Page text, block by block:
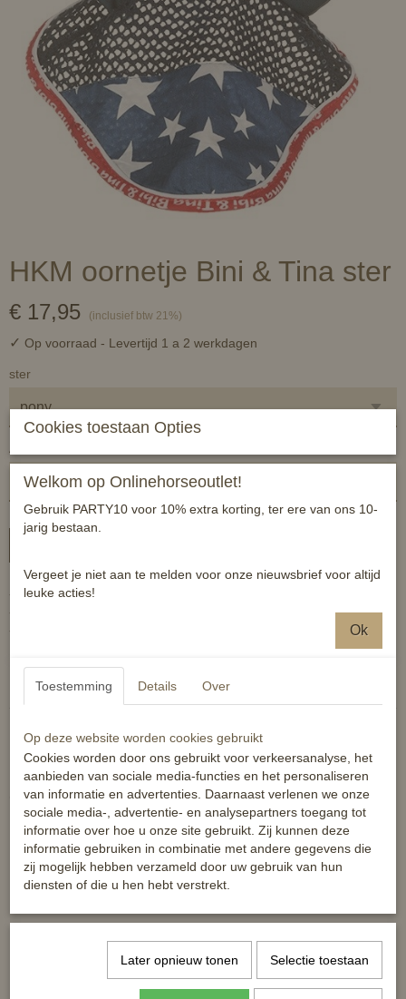
HKM oornetje Bini & Tina ster
€ 17,95 (inclusief btw 21%)
✓ Op voorraad - Levertijd 1 a 2 werkdagen
ster
Aantal
- 100% polyester
- wasmachinebestendig tot 30 graden
- mag in de droogtrommel
Reacties
Ook interessant
Cookies toestaan Opties
Welkom op Onlinehorseoutlet!
Gebruik PARTY10 voor 10% extra korting, ter ere van ons 10-
jarig bestaan.
Vergeet je niet aan te melden voor onze nieuwsbrief voor altijd
leuke acties!
Ok
Toestemming Details Over
Op deze website worden cookies gebruikt
Cookies worden door ons gebruikt voor verkeersanalyse, het
aanbieden van sociale media-functies en het personaliseren
van informatie en advertenties. Daarnaast verlenen we onze
sociale media-, advertentie- en analysepartners toegang tot
informatie over hoe u onze site gebruikt. Zij kunnen deze
informatie gebruiken in combinatie met andere gegevens die
zij mogelijk hebben verzameld door uw gebruik van hun
diensten of die u hen hebt verstrekt.
Later opnieuw tonen Selectie toestaan